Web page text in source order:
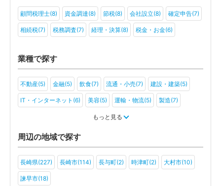
顧問税理士(8) 資金調達(8) 節税(8) 会社設立(8) 確定申告(7)
相続税(7) 税務調査(7) 経理・決算(8) 税金・お金(6)
業種で探す
不動産(5) 金融(5) 飲食(7) 流通・小売(7) 建設・建築(5)
IT・インターネット(6) 美容(5) 運輸・物流(5) 製造(7)
旅行・ホテル(4)
アミューズメント・レジャー(4)
医療法人(3) ＮＰＯ法人(3) 学校法人(2) 一般社団法人(3)
その他(2)
もっと見る
周辺の地域で探す
長崎県(227) 長崎市(114) 長与町(2) 時津町(2) 大村市(10)
諫早市(18)